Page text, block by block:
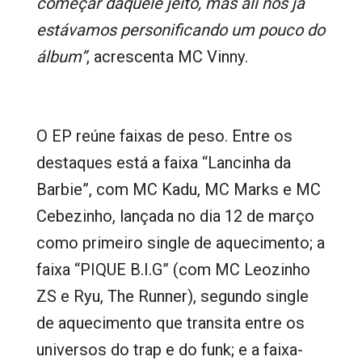
estávamos personificando um pouco do
álbum”, acrescenta MC Vinny.
O EP reúne faixas de peso. Entre os
destaques está a faixa “Lancinha da
Barbie”, com MC Kadu, MC Marks e MC
Cebezinho, lançada no dia 12 de março
como primeiro single de aquecimento; a
faixa “PIQUE B.I.G” (com MC Leozinho
ZS e Ryu, The Runner), segundo single
de aquecimento que transita entre os
universos do trap e do funk; e a faixa-